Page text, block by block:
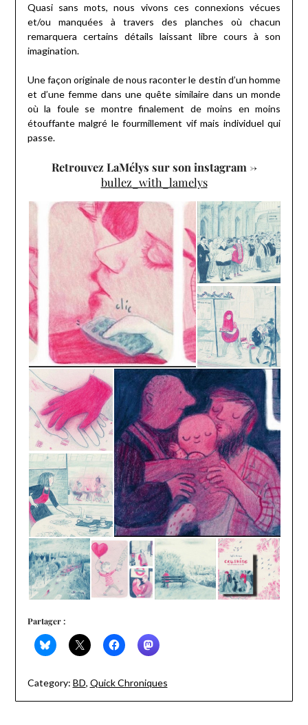
Quasi sans mots, nous vivons ces connexions vécues
et/ou manquées à travers des planches où chacun
remarquera certains détails laissant libre cours à son
imagination.
Une façon originale de nous raconter le destin d’un homme
et d’une femme dans une quête similaire dans un monde
où la foule se montre finalement de moins en moins
étouffante malgré le fourmillement vif mais individuel qui
passe.
Retrouvez LaMélys sur son instagram ->
bullez_with_lamelys
Partager :
Category: BD, Quick Chroniques